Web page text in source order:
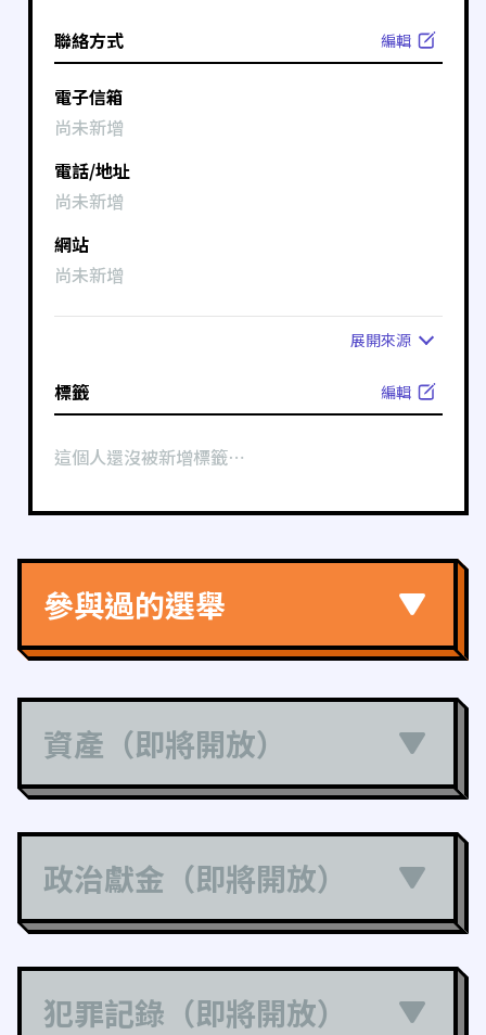
聯絡方式 編輯
電子信箱
尚未新增
電話/地址
尚未新增
網站
尚未新增
展開來源
標籤 編輯
這個人還沒被新增標籤⋯
參與過的選舉
資產（即將開放）
政治獻金（即將開放）
犯罪記錄（即將開放）